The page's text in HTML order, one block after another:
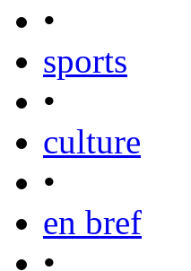
•
sports
•
culture
•
en bref
•